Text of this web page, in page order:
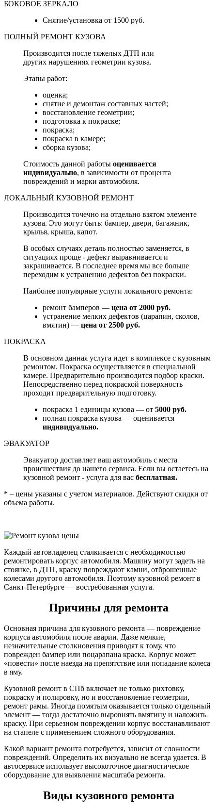
БОКОВОЕ ЗЕРКАЛО
Снятие/установка от 1500 руб.
ПОЛНЫЙ РЕМОНТ КУЗОВА
Производится после тяжелых ДТП или
других нарушениях геометрии кузова.
Этапы работ:
оценка;
снятие и демонтаж составных частей;
восстановление геометрии;
подготовка к покраске;
покраска;
покраска в камере;
сборка кузова;
Стоимость данной работы оценивается
индивидуально, в зависимости от процента
повреждений и марки автомобиля.
ЛОКАЛЬНЫЙ КУЗОВНОЙ РЕМОНТ
Производится точечно на отдельно взятом элементе
кузова. Это могут быть: бампер, двери, багажник,
крылья, крыша, капот.
В особых случаях деталь полностью заменяется, в
ситуациях проще - дефект выравнивается и
закрашивается. В последнее время мы все больше
переходим к устранению дефектов без покраски.
Наиболее популярные услуги локального ремонта:
ремонт бамперов — цена от 2000 руб.
устранение мелких дефектов (царапин, сколов,
вмятин) — цена от 2500 руб.
ПОКРАСКА
В основном данная услуга идет в комплексе с кузовным
ремонтом. Покраска осуществляется в специальной
камере. Предварительно производится подбор краски.
Непосредственно перед покраской поверхность
проходит предварительную подготовку.
покраска 1 единицы кузова — от 5000 руб.
полная покраска кузова — оценивается
индивидуально.
ЭВАКУАТОР
Эвакуатор доставляет ваш автомобиль с места
происшествия до нашего сервиса. Если вы остаетесь на
кузовной ремонт - услуга для вас бесплатная.
* – цены указаны с учетом материалов. Действуют скидки от
объема работы.
Каждый автовладелец сталкивается с необходимостью
ремонтировать корпус автомобиля. Машину могут задеть на
стоянке, в ДТП, краску повреждают камни, отброшенные
колесами другого автомобиля. Поэтому кузовной ремонт в
Санкт-Петербурге — востребованная услуга.
Причины для ремонта
Основная причина для кузовного ремонта — повреждение
корпуса автомобиля после аварии. Даже мелкие,
незначительные столкновения приводят к тому, что
поврежден бампер или поцарапана краска. Корпус может
«повести» после наезда на препятствие или попадание колеса
в яму.
Кузовной ремонт в СПб включает не только рихтовку,
покраску и полировку, но и восстановление геометрии,
ремонт рамы. Иногда помятым оказывается только отдельный
элемент — тогда достаточно выровнять вмятину и наложить
краску. При серьезном повреждении корпус восстанавливают
на стапеле с применением сложного оборудования.
Какой вариант ремонта потребуется, зависит от сложности
повреждений. Определить их визуально не всегда удается. В
автосервисе использует высокоточное диагностическое
оборудование для выявления масштаба ремонта.
Виды кузовного ремонта